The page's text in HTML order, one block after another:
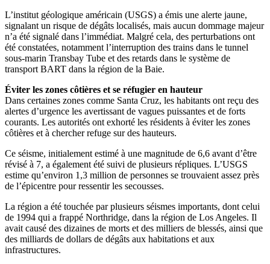
L’institut géologique américain (USGS) a émis une alerte jaune,
signalant un risque de dégâts localisés, mais aucun dommage majeur
n’a été signalé dans l’immédiat. Malgré cela, des perturbations ont
été constatées, notamment l’interruption des trains dans le tunnel
sous-marin Transbay Tube et des retards dans le système de
transport BART dans la région de la Baie.
Éviter les zones côtières et se réfugier en hauteur
Dans certaines zones comme Santa Cruz, les habitants ont reçu des
alertes d’urgence les avertissant de vagues puissantes et de forts
courants. Les autorités ont exhorté les résidents à éviter les zones
côtières et à chercher refuge sur des hauteurs.
Ce séisme, initialement estimé à une magnitude de 6,6 avant d’être
révisé à 7, a également été suivi de plusieurs répliques. L’USGS
estime qu’environ 1,3 million de personnes se trouvaient assez près
de l’épicentre pour ressentir les secousses.
La région a été touchée par plusieurs séismes importants, dont celui
de 1994 qui a frappé Northridge, dans la région de Los Angeles. Il
avait causé des dizaines de morts et des milliers de blessés, ainsi que
des milliards de dollars de dégâts aux habitations et aux
infrastructures.